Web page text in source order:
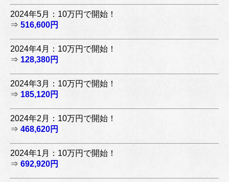
2024年5月：10万円で開始！
⇒ 516,600円
2024年4月：10万円で開始！
⇒ 128,380円
2024年3月：10万円で開始！
⇒ 185,120円
2024年2月：10万円で開始！
⇒ 468,620円
2024年1月：10万円で開始！
⇒ 692,920円